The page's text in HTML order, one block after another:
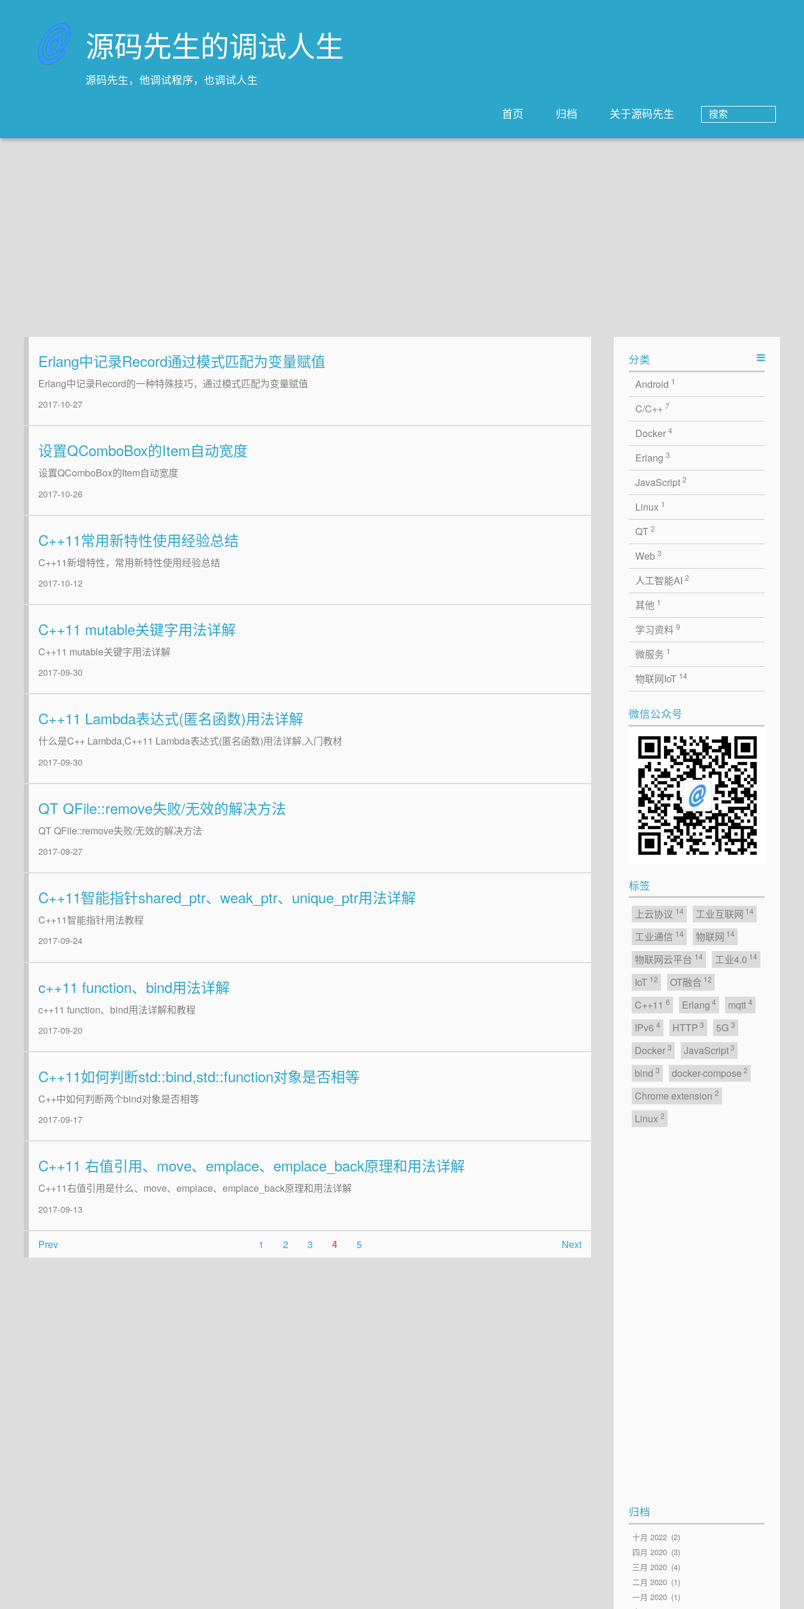
源码先生的调试人生
源码先生，他调试程序，也调试人生
首页 归档 关于源码先生
Erlang中记录Record通过模式匹配为变量赋值
Erlang中记录Record的一种特殊技巧，通过模式匹配为变量赋值
2017-10-27
设置QComboBox的Item自动宽度
设置QComboBox的Item自动宽度
2017-10-26
C++11常用新特性使用经验总结
C++11新增特性，常用新特性使用经验总结
2017-10-12
C++11 mutable关键字用法详解
C++11 mutable关键字用法详解
2017-09-30
C++11 Lambda表达式(匿名函数)用法详解
什么是C++ Lambda,C++11 Lambda表达式(匿名函数)用法详解,入门教材
2017-09-30
QT QFile::remove失败/无效的解决方法
QT QFile::remove失败/无效的解决方法
2017-09-27
C++11智能指针shared_ptr、weak_ptr、unique_ptr用法详解
C++11智能指针用法教程
2017-09-24
c++11 function、bind用法详解
c++11 function、bind用法详解和教程
2017-09-20
C++11如何判断std::bind,std::function对象是否相等
C++中如何判断两个bind对象是否相等
2017-09-17
C++11 右值引用、move、emplace、emplace_back原理和用法详解
C++11右值引用是什么、move、emplace、emplace_back原理和用法详解
2017-09-13
Prev 1 2 3 4 5 Next
分类
Android 1
C/C++ 7
Docker 4
Erlang 3
JavaScript 2
Linux 1
QT 2
Web 3
人工智能AI 2
其他 1
学习资料 9
微服务 1
物联网IoT 14
微信公众号
标签
上云协议 14 工业互联网 14
工业通信 14 物联网 14
物联网云平台 14 工业4.0 14
IoT 12 OT融合 12
C++11 6 Erlang 4 mqtt 4
IPv6 4 HTTP 3 5G 3
Docker 3 JavaScript 3
bind 3 docker-compose 2
Chrome extension 2
Linux 2
归档
十月 2022 2
四月 2020 3
三月 2020 4
二月 2020 1
一月 2020 1